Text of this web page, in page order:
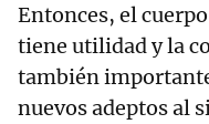
Entonces, el
tiene utilidad y la
también
nuevos adeptos al